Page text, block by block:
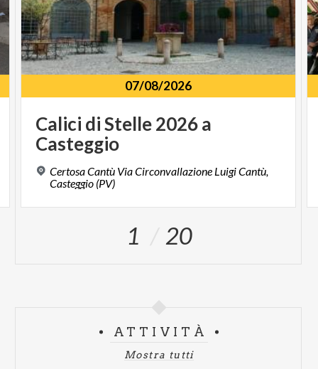
07/08/2026
Calici diStelle2026a
Casteggio
Certosa Cantù Via Circonvallazione Luigi Cantù,
Casteggio (PV)
1 20
ATTIVITÀ
Mostra tutti